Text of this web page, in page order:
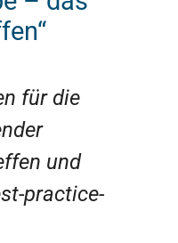
für die
und
practice-